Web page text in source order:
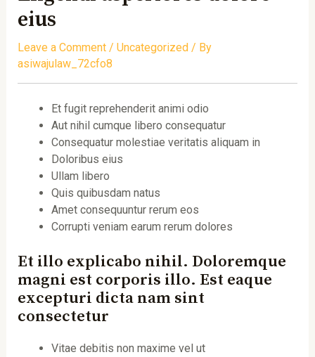
eius
Leave a Comment / Uncategorized/ By
asiwajulaw_72cfo8
Et fugit reprehenderit animi odio
Aut nihil cumque libero consequatur
Consequatur molestiae veritatis aliquam in
Doloribus eius
Ullam libero
Quis quibusdam natus
Amet consequuntur rerum eos
Corrupti veniam earum rerum dolores
Et illo explicabo nihil. Doloremque
magni est corporis illo. Est eaque
excepturi dicta nam sint
consectetur
Vitae debitis non maxime vel ut